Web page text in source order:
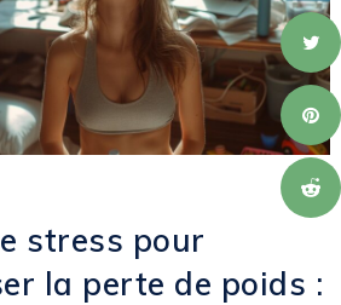
stress pour
la perte de poids :